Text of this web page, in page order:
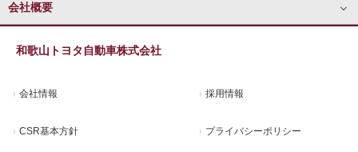
会社概要
和歌山トヨタ自動車株式会社
会社情報 採用情報
CSR基本方針 プライバシーポリシー